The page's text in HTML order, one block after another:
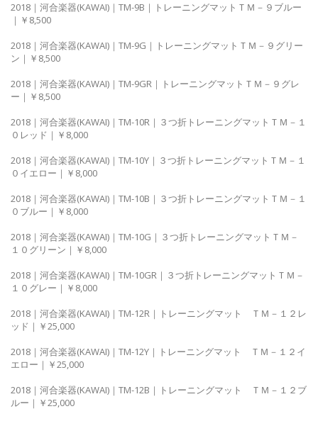
2018｜河合楽器(KAWAI)｜TM-9B｜トレーニングマットＴＭ－９ブルー
｜￥8,500
2018｜河合楽器(KAWAI)｜TM-9G｜トレーニングマットＴＭ－９グリー
ン｜￥8,500
2018｜河合楽器(KAWAI)｜TM-9GR｜トレーニングマットＴＭ－９グレ
ー｜￥8,500
2018｜河合楽器(KAWAI)｜TM-10R｜３つ折トレーニングマットＴＭ－１
０レッド｜￥8,000
2018｜河合楽器(KAWAI)｜TM-10Y｜３つ折トレーニングマットＴＭ－１
０イエロー｜￥8,000
2018｜河合楽器(KAWAI)｜TM-10B｜３つ折トレーニングマットＴＭ－１
０ブルー｜￥8,000
2018｜河合楽器(KAWAI)｜TM-10G｜３つ折トレーニングマットＴＭ－
１０グリーン｜￥8,000
2018｜河合楽器(KAWAI)｜TM-10GR｜３つ折トレーニングマットＴＭ－
１０グレー｜￥8,000
2018｜河合楽器(KAWAI)｜TM-12R｜トレーニングマット ＴＭ－１２レ
ッド｜￥25,000
2018｜河合楽器(KAWAI)｜TM-12Y｜トレーニングマット ＴＭ－１２イ
エロー｜￥25,000
2018｜河合楽器(KAWAI)｜TM-12B｜トレーニングマット ＴＭ－１２ブ
ルー｜￥25,000